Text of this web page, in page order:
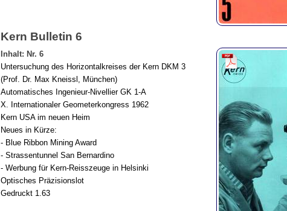
Kern Bulletin 6
Inhalt: Nr. 6
Untersuchung des Horizontalkreises der Kern DKM 3
(Prof. Dr. Max Kneissl, München)
Automatisches Ingenieur-Nivellier GK 1-A
X. Internationaler Geometerkongress 1962
Kern USA im neuen Heim
Neues in Kürze:
- Blue Ribbon Mining Award
- Strassentunnel San Bernardino
- Werbung für Kern-Reisszeuge in Helsinki
Optisches Präzisionslot
Gedruckt 1.63